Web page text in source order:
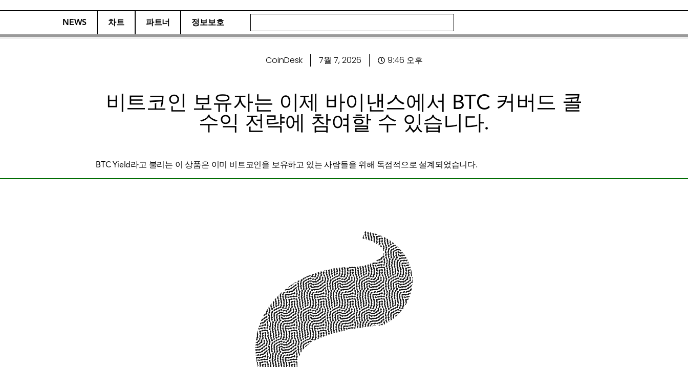
NEWS 차트 파트너 정보보호
CoinDesk 7월 7, 2026 9:46 오후
비트코인 보유자는 이제 바이낸스에서 BTC 커버드 콜
수익 전략에 참여할 수 있습니다.
BTC Yield라고 불리는 이 상품은 이미 비트코인을 보유하고 있는 사람들을 위해 독점적으로 설계되었습니다.